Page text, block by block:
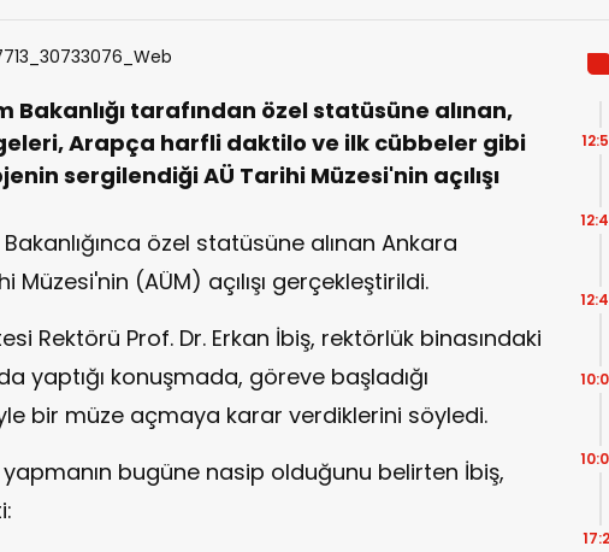
Bakanlığı tarafından özel statüsüne alınan,
Arapça harfli daktilo ve ilk cübbeler gibi
sergilendiği AÜ Tarihi Müzesi'nin açılışı
özel statüsüne alınan Ankara
Müzesi'nin (AÜM) açılışı gerçekleştirildi.
Rektörü Prof. Dr. Erkan İbiş, rektörlük binasındaki
yaptığı konuşmada, göreve başladığı
bir müze açmaya karar verdiklerini söyledi.
yapmanın bugüne nasip olduğunu belirten İbiş,